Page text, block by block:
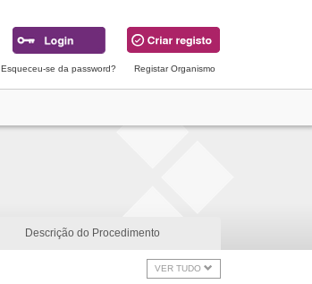
Esqueceu-se da password? Registar Organismo
Descrição do Procedimento
VER TUDO